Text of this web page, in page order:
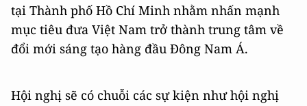
tại Thành phố Hồ Chí Minh nhằm nhấn mạnh
mục tiêu đưa Việt Nam trở thành trung tâm về
đổi mới sáng tạo hàng đầu Đông Nam Á.
Hội nghị sẽ có chuỗi các sự kiện như hội nghị